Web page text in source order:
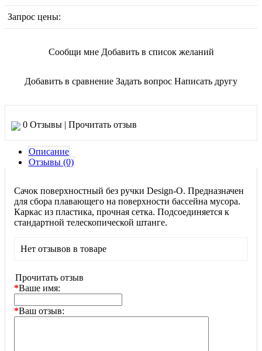
Запрос цены:
Сообщи мне Добавить в список желаний
Добавить в сравнение Задать вопрос Написать другу
0 Отзывы Прочитать отзыв
Описание
Отзывы (0)
Сачок поверхностный без ручки Design-O. Предназначен
для сбора плавающего на поверхности бассейна мусора.
Каркас из пластика, прочная сетка. Подсоединяется к
стандартной телескопической штанге.
Нет отзывов в товаре
Прочитать отзыв
*Ваше имя:
*Ваш отзыв: